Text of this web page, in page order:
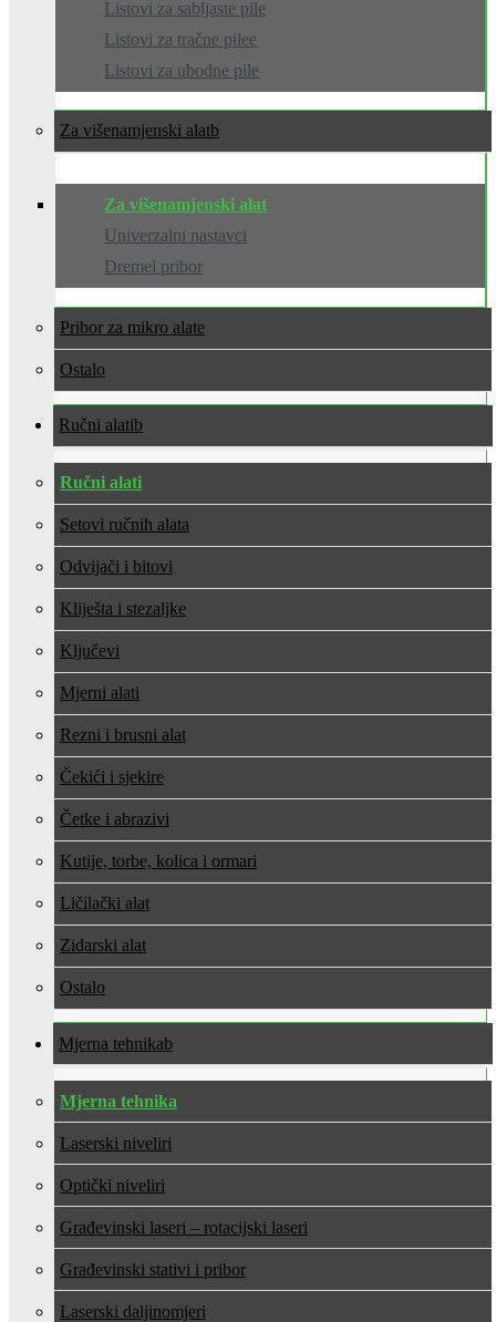
Listovi za sabljaste pile
Listovi za tračne pilee
Listovi za ubodne pile
Za višenamjenski alat
Za višenamjenski alat
Univerzalni nastavci
Dremel pribor
Pribor za mikro alate
Ostalo
Ručni alati
Ručni alati
Setovi ručnih alata
Odvijači i bitovi
Kliješta i stezaljke
Ključevi
Mjerni alati
Rezni i brusni alat
Čekići i sjekire
Četke i abrazivi
Kutije, torbe, kolica i ormari
Ličilački alat
Zidarski alat
Ostalo
Mjerna tehnika
Mjerna tehnika
Laserski niveliri
Optički niveliri
Građevinski laseri – rotacijski laseri
Građevinski stativi i pribor
Laserski daljinomjeri